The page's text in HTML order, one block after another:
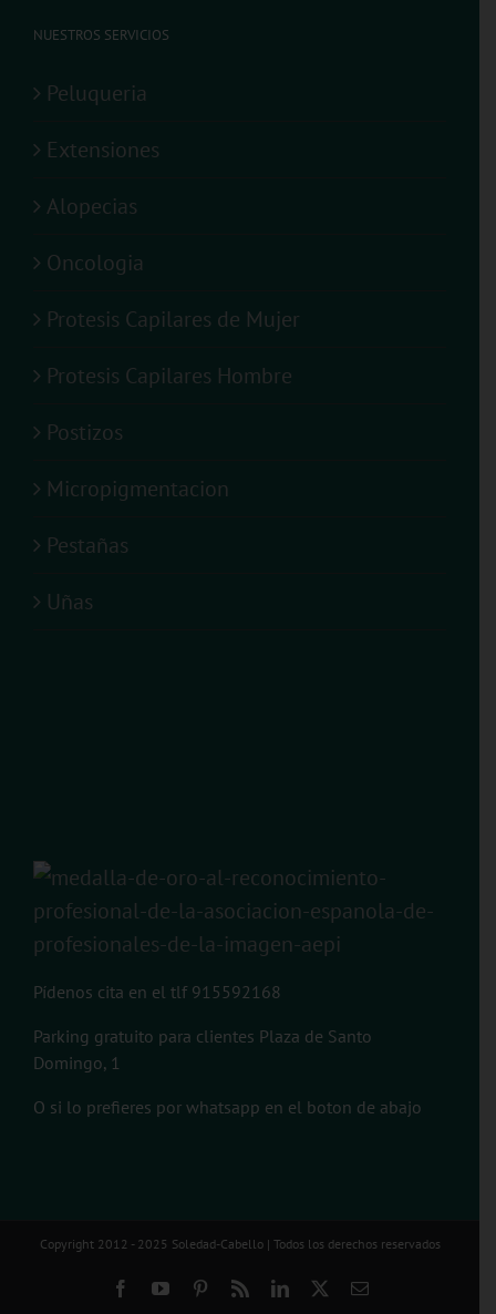
NUESTROS SERVICIOS
Peluqueria
Extensiones
Alopecias
Oncologia
Protesis Capilares de Mujer
Protesis Capilares Hombre
Postizos
Micropigmentacion
Pestañas
Uñas
Pídenos cita en el tlf 915592168
Parking gratuito para clientes Plaza de Santo
Domingo, 1
O si lo prefieres por whatsapp en el boton de abajo
Copyright 2012 - 2025 Soledad-Cabello | Todos los derechos reservados
FacebookYouTubePinterestRss LinkedIn
Correo